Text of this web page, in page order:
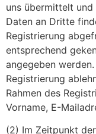
uns übermittelt
Daten an Dritte
Registrierung
entsprechend
angegeben
Registrierung
Rahmen des
Vorname, E-
(2) Im Zeitpunkt